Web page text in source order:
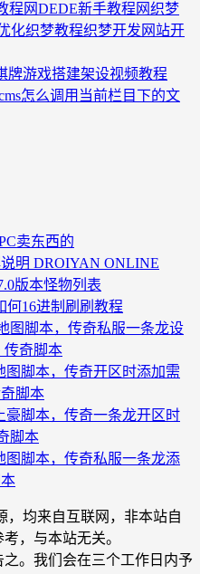
程网DEDE新手教程网织梦
化织梦教程织梦开发 网站开
牌游戏搭建架设视频教程
怎么调用当前栏目下的文
卖东西的
明 DROIYAN ONLINE
版本怪物列表
何16进制刷刷教程
图脚本，传奇私服一条龙设
传奇脚本
脚本，传奇开区时添加需
脚本
豪脚本，传奇一条龙开区时
脚本
图脚本，传奇私服一条龙添
，均来自互联网，非本站自
，与本站无关。
。我们会在三个工作日内予